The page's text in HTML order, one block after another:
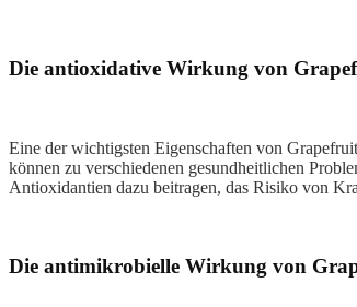
Die antioxidative Wirkung von
Eine der wichtigsten Eigenschaften von
können zu verschiedenen gesundheitlichen
Antioxidantien dazu beitragen, das Risiko von
Die antimikrobielle Wirkung von